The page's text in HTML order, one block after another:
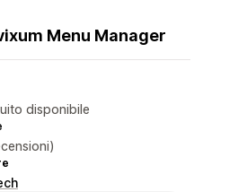
Menu Manager
disponibile